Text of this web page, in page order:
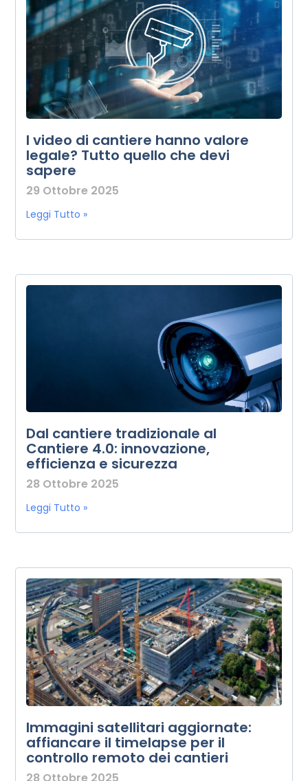
I video di cantiere hanno valore
legale? Tutto quello che devi
sapere
29 Ottobre 2025
Leggi Tutto »
Dal cantiere tradizionale al
Cantiere 4.0: innovazione,
efficienza e sicurezza
28 Ottobre 2025
Leggi Tutto »
Immagini satellitari aggiornate:
affiancare il timelapse per il
controllo remoto dei cantieri
28 Ottobre 2025